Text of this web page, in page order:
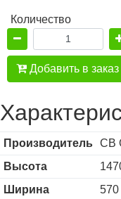
Количество
Добавить в заказ
Производитель
СВ
Высота
Ширина